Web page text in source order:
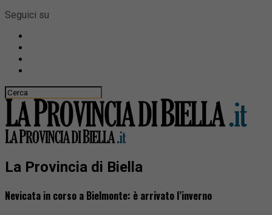
Seguici su
La Provincia di Biella
Nevicata in corso a Bielmonte: è arrivato l’inverno